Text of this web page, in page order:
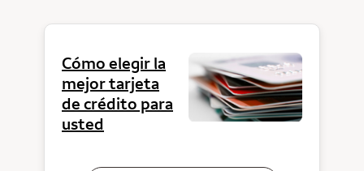
Cómo elegir la
mejor tarjeta
de crédito para
usted